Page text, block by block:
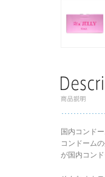
国内コンド
コンドーム
が国内コン